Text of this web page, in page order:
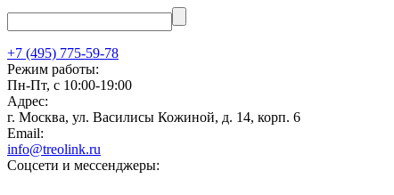
+7 (495) 775-59-78
Режим работы:
Пн-Пт, с 10:00-19:00
Адрес:
г. Москва, ул. Василисы Кожиной, д. 14, корп. 6
Email:
info@treolink.ru
Соцсети и мессенджеры: